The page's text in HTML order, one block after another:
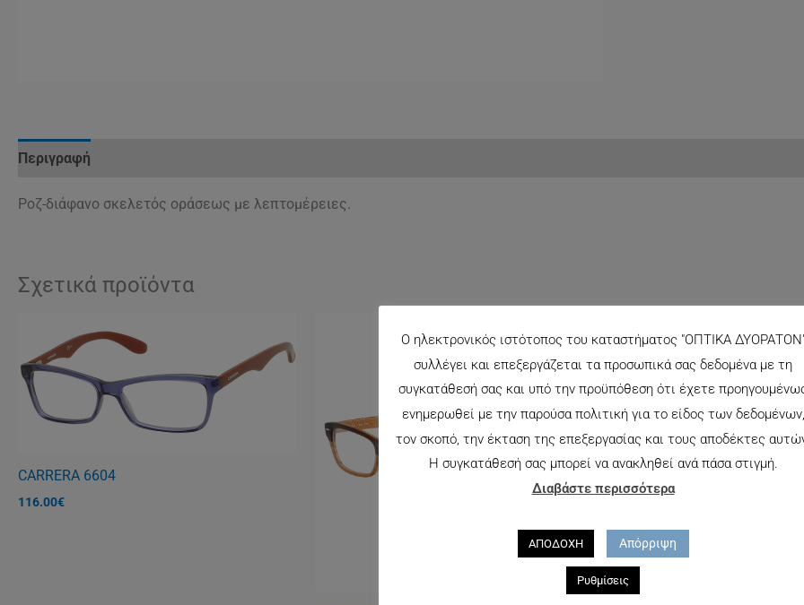
Περιγραφή
Ροζ-διάφανο σκελετός οράσεως με λεπτομέρειες.
Σχετικά προϊόντα
CARRERA 6604
116.00€
Ο ηλεκτρονικός ιστότοπος του καταστήματος "ΟΠΤΙΚΑ
συλλέγει και επεξεργάζεται τα προσωπικά σας δεδομένα με τη
συγκατάθεσή σας και υπό την προϋπόθεση ότι έχετε
ενημερωθεί με την παρούσα πολιτική για το είδος των δεδομένων,
τον σκοπό, την έκταση της επεξεργασίας και τους αποδέκτες
Η συγκατάθεσή σας μπορεί να ανακληθεί ανά πάσα στιγμή.
Διαβάστε περισσότερα
ΑΠΟΔΟΧΗ Απόρριψη
Ρυθμίσεις